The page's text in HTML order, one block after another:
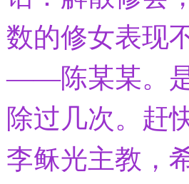
数的修女表现
——陈某某。
除过几次。赶
李稣光主教，